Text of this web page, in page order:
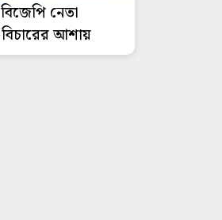
নেতা
আশায়